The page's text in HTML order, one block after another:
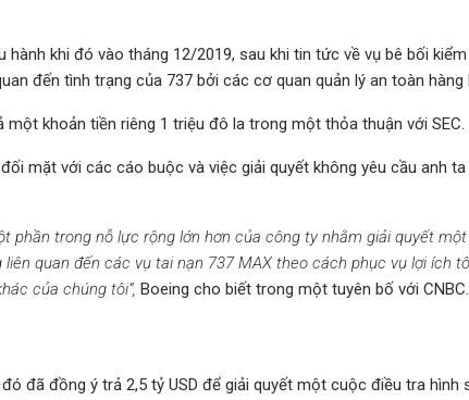
hành khi đó vào tháng 12/2019, sau khi tin tức về vụ bê bối
đến tình trạng của 737 bởi các cơ quan quản lý an toàn hàng
một khoản tiền riêng 1 triệu đô la trong một thỏa thuận với SEC.
mặt với các cáo buộc và việc giải quyết không yêu cầu anh
phần trong nỗ lực rộng lớn hơn của công ty nhằm giải quyết
quan đến các vụ tai nạn 737 MAX theo cách phục vụ lợi ích
của chúng tôi”, Boeing cho biết trong một tuyên bố với CNBC.
đã đồng ý trả 2,5 tỷ USD để giải quyết một cuộc điều tra hình